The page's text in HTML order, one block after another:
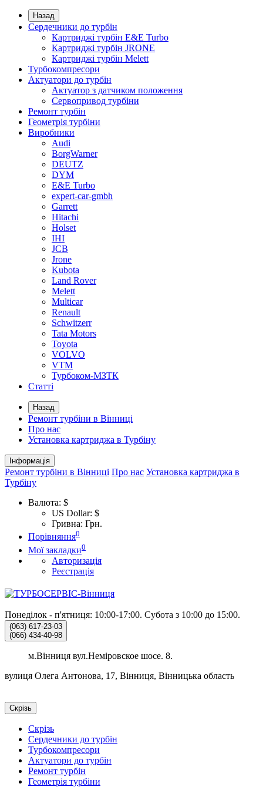
Назад
Сердечники до турбін
Картриджі турбін E&E Turbo
Картриджі турбін JRONE
Картриджі турбін Melett
Турбокомпресори
Актуатори до турбін
Актуатор з датчиком положення
Сервопривод турбіни
Ремонт турбін
Геометрія турбіни
Виробники
Audi
BorgWarner
DEUTZ
DYM
E&E Turbo
expert-car-gmbh
Garrett
Hitachi
Holset
IHI
JCB
Jrone
Kubota
Land Rover
Melett
Multicar
Renault
Schwitzerr
Tata Motors
Toyota
VOLVO
VTM
Турбоком-МЗТК
Статті
Назад
Ремонт турбіни в Вінниці
Про нас
Установка картриджа в Турбіну
Інформація
Ремонт турбіни в Вінниці Про нас Установка картриджа в
Турбіну
Валюта: $
US Dollar: $
Гривна: Грн.
Порівняння0
Мої закладки0
Авторизація
Реєстрація
Понеділок - п'ятниця: 10:00-17:00. Субота з 10:00 до 15:00.
(063) 617-23-03
(066) 434-40-98
м.Вінниця вул.Неміровское шосе. 8.
вулиця Олега Антонова, 17, Вінниця, Вінницька область
Скрізь
Скрізь
Сердечники до турбін
Турбокомпресори
Актуатори до турбін
Ремонт турбін
Геометрія турбіни